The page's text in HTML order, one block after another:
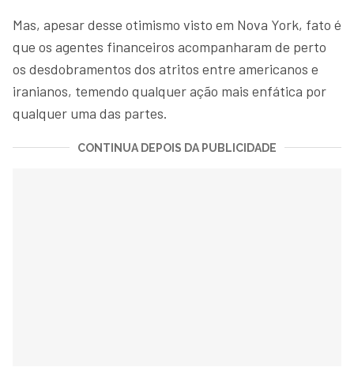
Mas, apesar desse otimismo visto em Nova York, fato é
que os agentes financeiros acompanharam de perto
os desdobramentos dos atritos entre americanos e
iranianos, temendo qualquer ação mais enfática por
qualquer uma das partes.
CONTINUA DEPOIS DA PUBLICIDADE